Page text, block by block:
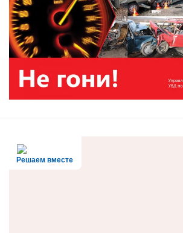
Решаем вместе